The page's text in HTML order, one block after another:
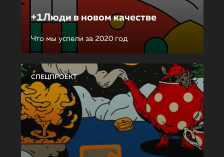
+1Люди в новом качестве
Что мы успели за 2020 год
СПЕЦПРОЕКТ